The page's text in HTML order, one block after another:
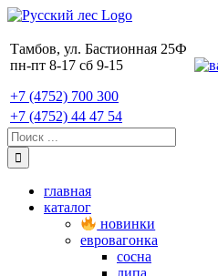
Skip
content
Тамбов, ул. Бастионная 25Ф
пн-пт 8-17 сб 9-15
+7 (4752) 700 300
+7 (4752) 44 47 54
Поиск:
главная
каталог
новинки
евровагонка
сосна